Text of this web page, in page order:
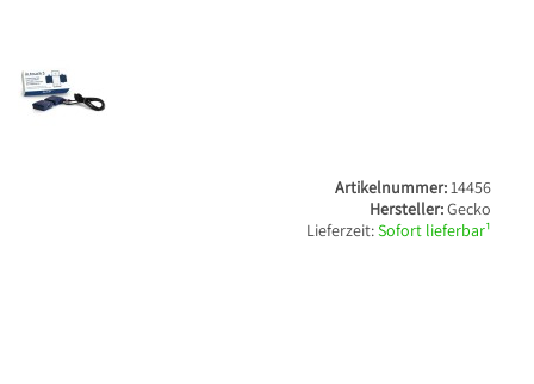
Artikelnummer:14456
Hersteller:Gecko
Lieferzeit:Sofort lieferbar¹